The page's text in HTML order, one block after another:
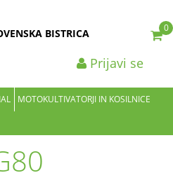
BISTRICA 0
Prijavi se
MOTOKULTIVATORJI IN KOSILNICE